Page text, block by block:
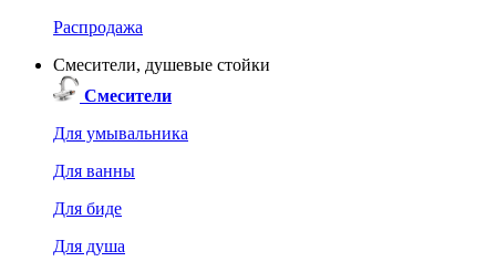
Распродажа
Смесители, душевые стойки
Смесители
Для умывальника
Для ванны
Для биде
Для душа